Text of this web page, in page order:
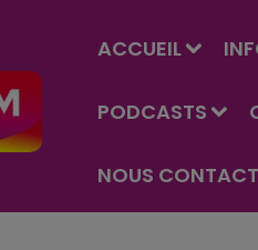
ACCUEIL
PODCASTS
NOUS